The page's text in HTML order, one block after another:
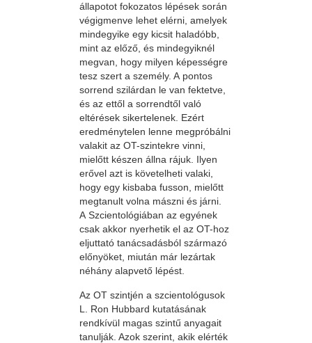
állapotot fokozatos lépések során
végigmenve lehet elérni, amelyek
mindegyike egy kicsit haladóbb,
mint az előző, és mindegyiknél
megvan, hogy milyen képességre
tesz szert a személy. A pontos
sorrend szilárdan le van fektetve,
és az ettől a sorrendtől való
eltérések sikertelenek. Ezért
eredménytelen lenne megpróbálni
valakit az OT-szintekre vinni,
mielőtt készen állna rájuk. Ilyen
erővel azt is követelheti valaki,
hogy egy kisbaba fusson, mielőtt
megtanult volna mászni és járni.
A Szcientológiában az egyének
csak akkor nyerhetik el az OT-hoz
eljuttató tanácsadásból származó
előnyöket, miután már lezártak
néhány alapvető lépést.
Az OT szintjén a szcientológusok
L. Ron Hubbard kutatásának
rendkívül magas szintű anyagait
tanulják. Azok szerint, akik elérték